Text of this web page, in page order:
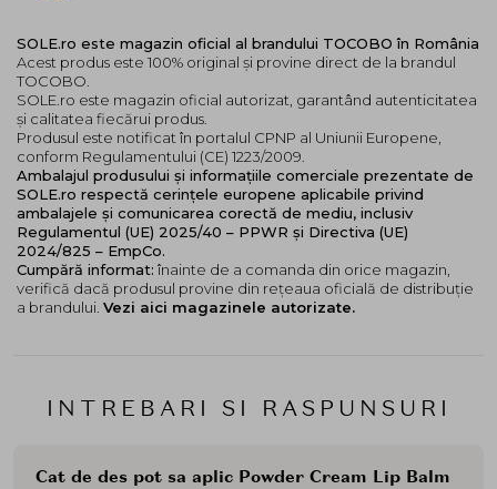
INTREBARI SI RASPUNSURI
Cat de des pot sa aplic Powder Cream Lip Balm
SOLE.ro este magazin oficial al brandului TOCOBO în România
Acest produs este 100% original și provine direct de la brandul
TOCOBO.
SOLE.ro este magazin oficial autorizat, garantând autenticitatea
și calitatea fiecărui produs.
Produsul este notificat în portalul CPNP al Uniunii Europene,
conform Regulamentului (CE) 1223/2009.
Ambalajul produsului și informațiile comerciale prezentate de
SOLE.ro respectă cerințele europene aplicabile privind
ambalajele și comunicarea corectă de mediu, inclusiv
Regulamentul (UE) 2025/40 – PPWR și Directiva (UE)
2024/825 – EmpCo.
Cumpără informat: înainte de a comanda din orice magazin,
verifică dacă produsul provine din rețeaua oficială de distribuție
a brandului. Vezi aici magazinele autorizate.